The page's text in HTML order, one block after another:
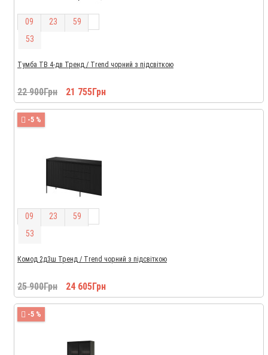
09 23 59
52
Тумба ТВ 4-дв Тренд / Trend чорний з підсвіткою
22 900Грн 21 755Грн
-5 %
09 23 59
52
Комод 2д3ш Тренд / Trend чорний з підсвіткою
25 900Грн 24 605Грн
-5 %